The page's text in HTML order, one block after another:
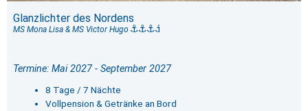
Glanzlichter des Nordens
MS Mona Lisa & MS Victor Hugo
Termine: Mai 2027 - September 2027
8 Tage / 7 Nächte
Vollpension & Getränke an Bord